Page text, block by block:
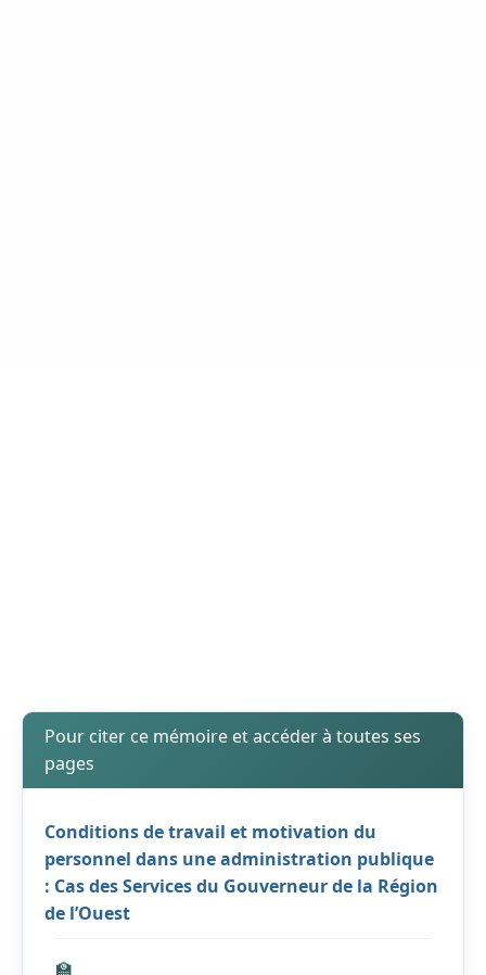
Pour citer ce mémoire et accéder à toutes ses
pages
Conditions de travail et motivation du
personnel dans une administration publique
: Cas des Services du Gouverneur de la Région
de l’Ouest
🏫